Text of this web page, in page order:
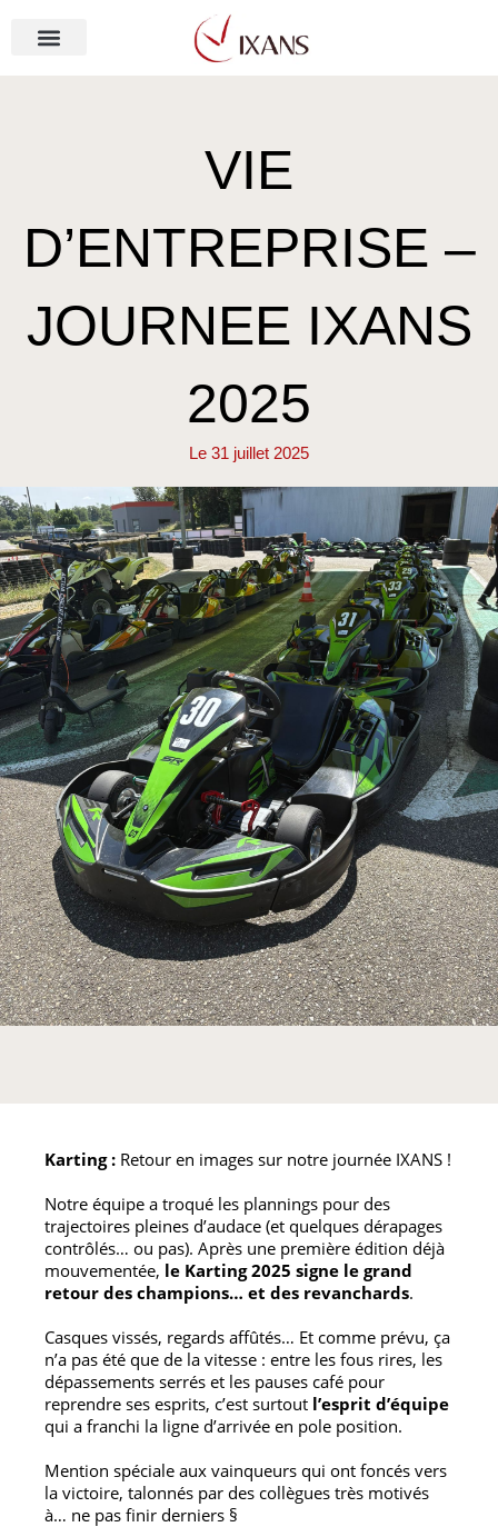
VIE
D’ENTREPRISE –
JOURNEE IXANS
2025
Le 31 juillet 2025
Karting : Retour en images sur notre journée IXANS !
Notre équipe a troqué les plannings pour des
trajectoires pleines d’audace (et quelques dérapages
contrôlés… ou pas). Après une première édition déjà
mouvementée, le Karting 2025 signe le grand
retour des champions… et des revanchards.
Casques vissés, regards affûtés… Et comme prévu, ça
n’a pas été que de la vitesse : entre les fous rires, les
dépassements serrés et les pauses café pour
reprendre ses esprits, c’est surtout l’esprit d’équipe
qui a franchi la ligne d’arrivée en pole position.
Mention spéciale aux vainqueurs qui ont foncés vers
la victoire, talonnés par des collègues très motivés
à… ne pas finir derniers §